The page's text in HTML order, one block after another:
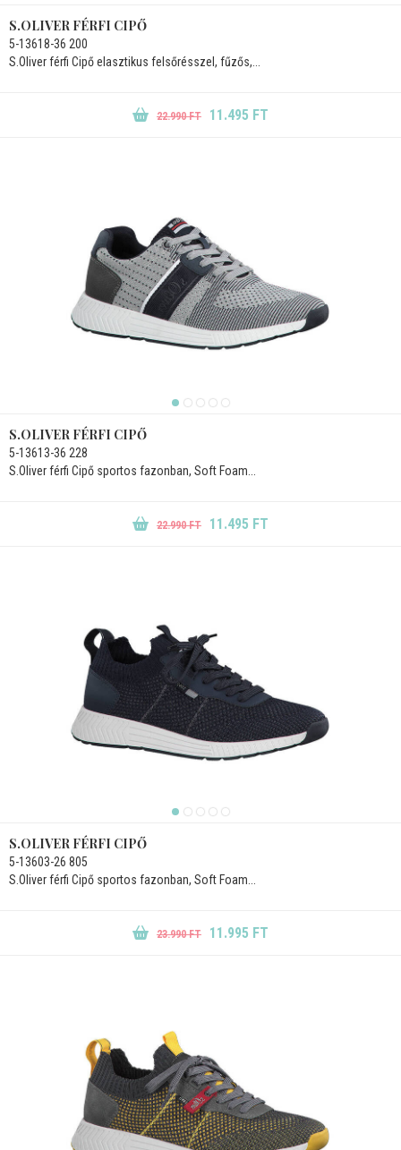
S.OLIVER FÉRFI CIPŐ
5-13618-36 200
S.Oliver férfi Cipő elasztikus felsőrésszel, fűzős,...
22.990 FT 11.495 FT
S.OLIVER FÉRFI CIPŐ
5-13613-36 228
S.Oliver férfi Cipő sportos fazonban, Soft Foam...
22.990 FT 11.495 FT
S.OLIVER FÉRFI CIPŐ
5-13603-26 805
S.Oliver férfi Cipő sportos fazonban, Soft Foam...
23.990 FT 11.995 FT